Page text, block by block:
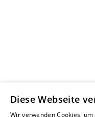
Diese Webseite
Wir verwenden Cookies,